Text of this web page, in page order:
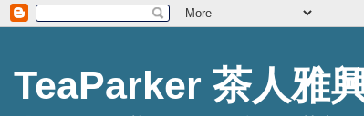
TeaParker 茶人雅